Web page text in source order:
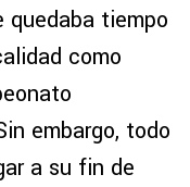
quedaba tiempo
como
embargo, todo
a su fin de